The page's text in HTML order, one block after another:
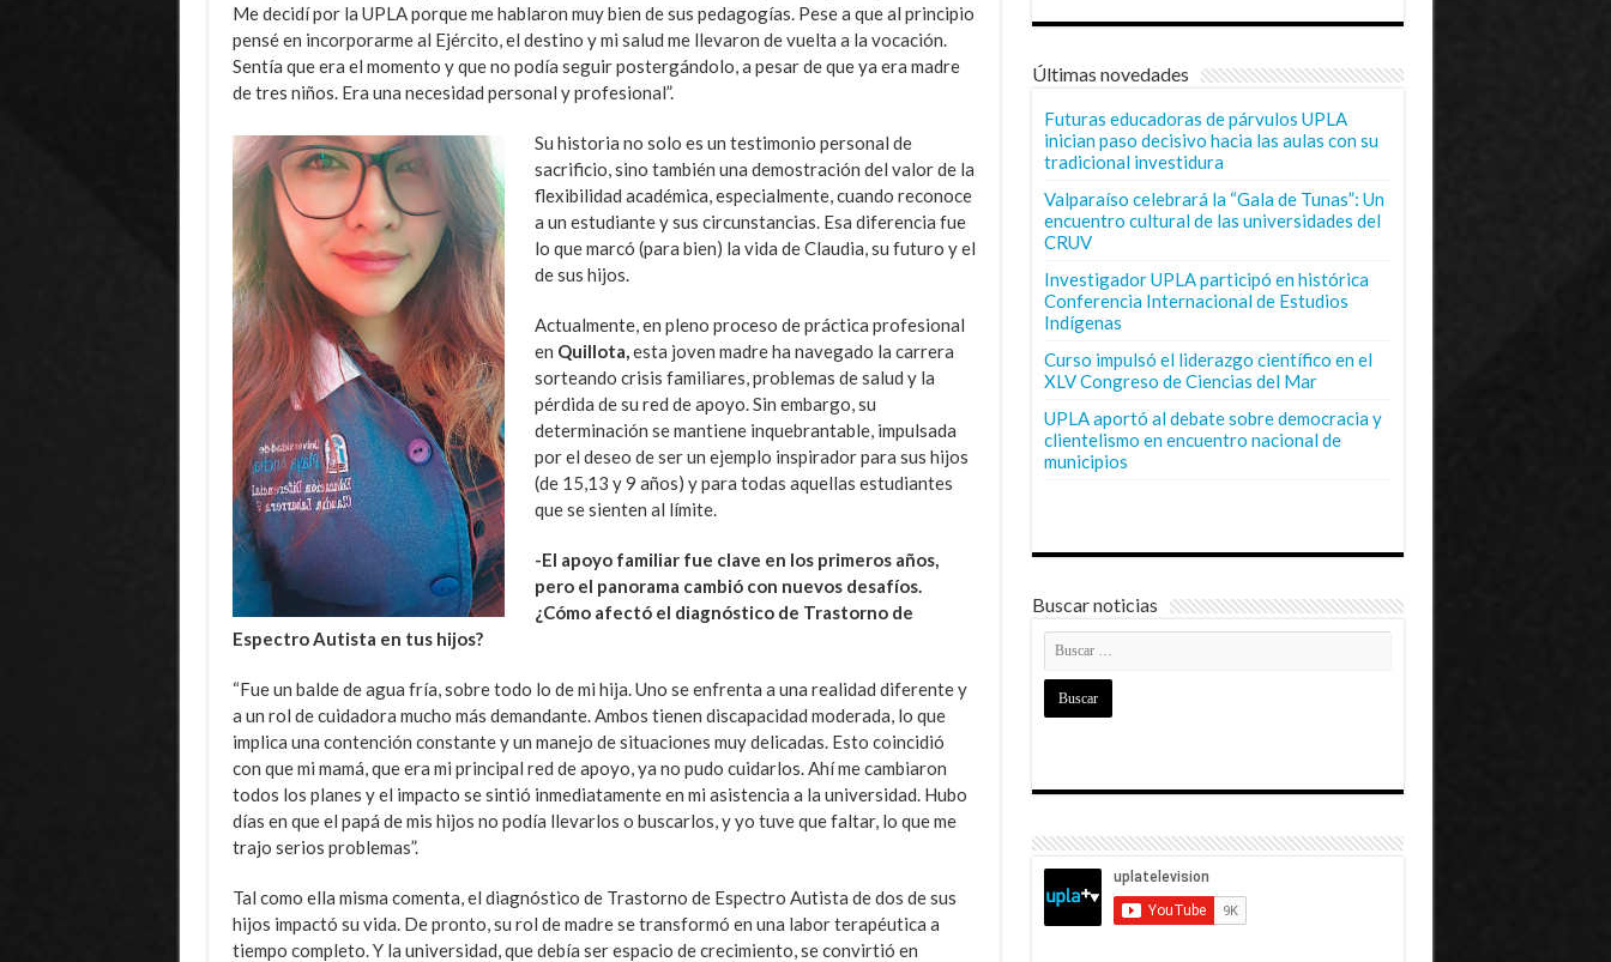
Me decidí por la UPLA porque me hablaron muy bien de sus pedagogías. Pese a que al principio
pensé en incorporarme al Ejército, el destino y mi salud me llevaron de vuelta a la vocación.
Sentía que era el momento y que no podía seguir postergándolo, a pesar de que ya era madre
de tres niños. Era una necesidad personal y profesional”.
Su historia no solo es un testimonio personal de
sacrificio, sino también una demostración del valor de la
flexibilidad académica, especialmente, cuando reconoce
a un estudiante y sus circunstancias. Esa diferencia fue
lo que marcó (para bien) la vida de Claudia, su futuro y el
de sus hijos.
Actualmente, en pleno proceso de práctica profesional
en Quillota, esta joven madre ha navegado la carrera
sorteando crisis familiares, problemas de salud y la
pérdida de su red de apoyo. Sin embargo, su
determinación se mantiene inquebrantable, impulsada
por el deseo de ser un ejemplo inspirador para sus hijos
(de 15,13 y 9 años) y para todas aquellas estudiantes
que se sienten al límite.
-El apoyo familiar fue clave en los primeros años,
pero el panorama cambió con nuevos desafíos.
¿Cómo afectó el diagnóstico de Trastorno de
Espectro Autista en tus hijos?
“Fue un balde de agua fría, sobre todo lo de mi hija. Uno se enfrenta a una realidad diferente y
a un rol de cuidadora mucho más demandante. Ambos tienen discapacidad moderada, lo que
implica una contención constante y un manejo de situaciones muy delicadas. Esto coincidió
con que mi mamá, que era mi principal red de apoyo, ya no pudo cuidarlos. Ahí me cambiaron
todos los planes y el impacto se sintió inmediatamente en mi asistencia a la universidad. Hubo
días en que el papá de mis hijos no podía llevarlos o buscarlos, y yo tuve que faltar, lo que me
trajo serios problemas”.
Tal como ella misma comenta, el diagnóstico de Trastorno de Espectro Autista de dos de sus
hijos impactó su vida. De pronto, su rol de madre se transformó en una labor terapéutica a
tiempo completo. Y la universidad, que debía ser espacio de crecimiento, se convirtió en
Últimas novedades
Futuras educadoras de párvulos UPLA
inician paso decisivo hacia las aulas con su
tradicional investidura
Valparaíso celebrará la “Gala de Tunas”: Un
encuentro cultural de las universidades del
CRUV
Investigador UPLA participó en histórica
Conferencia Internacional de Estudios
Indígenas
Curso impulsó el liderazgo científico en el
XLV Congreso de Ciencias del Mar
UPLA aportó al debate sobre democracia y
clientelismo en encuentro nacional de
municipios
Buscar noticias